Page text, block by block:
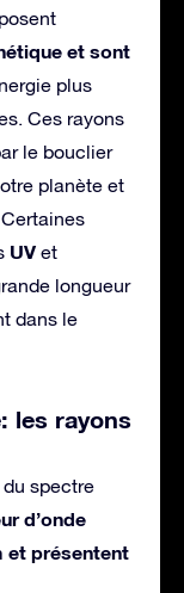
et sont
plus
Ces rayons
le bouclier
planète et
UV et
longueur
dans le
les rayons
spectre
d’onde
et présentent